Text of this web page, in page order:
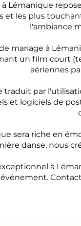
Lémanique
et les plus
l'ambiance
mariage à
un film court
aériennes
par
et logiciels de
sera riche en
danse, nous
à